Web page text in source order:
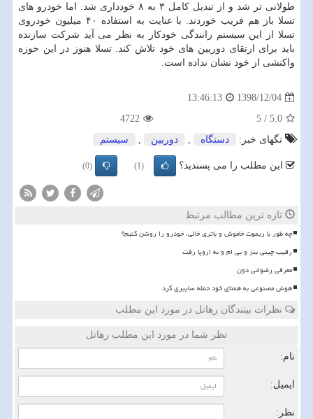
طولانی تر شد و از تبدیل كامل ۳ به ۸ خودداری شد. اما خودرو های
تسلا باز هم فریب خوردند. با عنایت به استفاده ۴۰ میلیون خودروی
تسلا از این سیستم رانندگی خودكار به نظر می آید شركت سازنده
باید برای ارتقای دوربین های خود تلاش كند. تسلا هنوز در این حوزه
واكنشی از خود نشان نداده است.
1398/12/04
13:46:13
5.0
/
5
4722
تگهای خبر:
دستگاه , دوربین , سیستم
این مطلب را می پسندید؟ (1)
(0)
تازه ترین مطالب مرتبط
چه طور با ریموت خاموش و باتری خالی، خودرو را روشن کنیم؟
رقیب چینی بنز و بی ام و به اروپا رفت
معرفی رضوانی دون
هوش مصنوعی به همتای خود حمله سایبری کرد
نظرات بینندگان رهاتل در مورد این مطلب
نظر شما در مورد این مطلب رهاتل
نام:
ایمیل:
نظر: